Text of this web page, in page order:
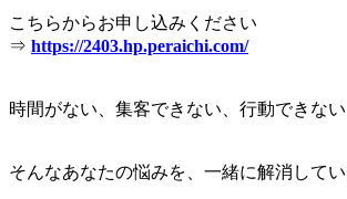
こちらからお申し込みください
⇒ https://2403.hp.peraichi.com/
時間がない、集客できない、行動できな
そんなあなたの悩みを、一緒に解消してい